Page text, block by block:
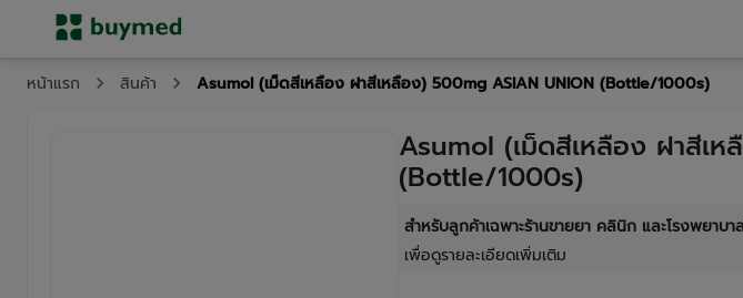
หน้าแรก สินค้า Asumol (เม็ดสีเหลือง ฝาสีเหลือง) 500mg ASIAN UNION (Bottle/1000s)
Asumol (เม็ดสีเหลือง ฝาสีเ
(Bottle/1000s)
สำหรับลูกค้าเฉพาะร้านขายยา คลินิก และโรงพยาบาล
เพื่อดูรายละเอียดเพิ่มเติม